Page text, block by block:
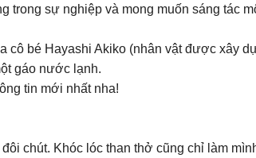
sự nghiệp và mong muốn sáng tác
cô bé Hayashi Akiko (nhân vật được xây
gáo nước lạnh.
tin mới nhất nha!
chút. Khóc lóc than thở cũng chỉ làm